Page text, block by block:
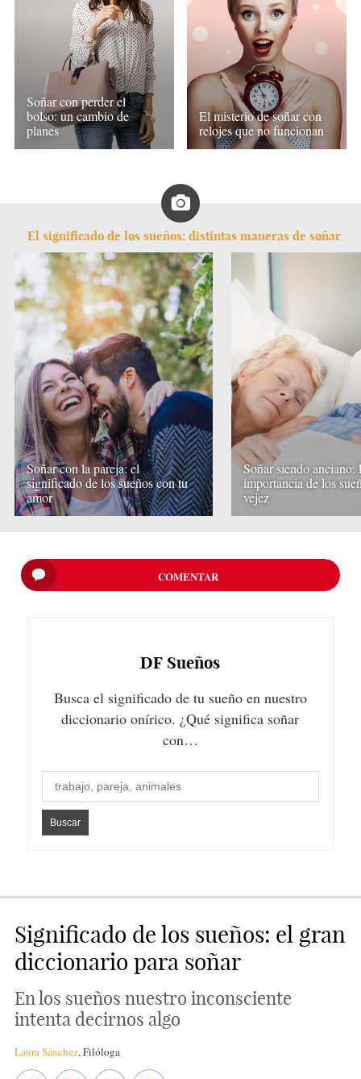
Soñar con perder el
bolso: un cambio de
planes
El misterio de soñar con
relojes que no funcionan
El significado de los sueños: distintas maneras de soñar
Soñar con la pareja: el
significado de los sueños con tu
amor
Soñar siendo anciano:
importancia de los
vejez
COMENTAR
DF Sueños
Busca el significado de tu sueño en nuestro
diccionario onírico. ¿Qué significa soñar
con…
Significado de los sueños: el gran
diccionario para soñar
En los sueños nuestro inconsciente
intenta decirnos algo
Laura Sánchez,Filóloga